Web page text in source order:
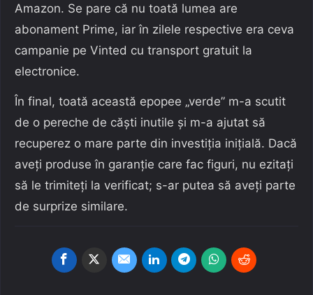
Amazon. Se pare că nu toată lumea are
abonament Prime, iar în zilele respective era ceva
campanie pe Vinted cu transport gratuit la
electronice.
În final, toată această epopee „verde” m-a scutit
de o pereche de căști inutile și m-a ajutat să
recuperez o mare parte din investiția inițială. Dacă
aveți produse în garanție care fac figuri, nu ezitați
să le trimiteți la verificat; s-ar putea să aveți parte
de surprize similare.